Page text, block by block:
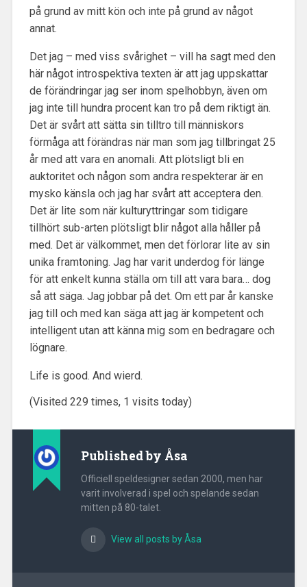
på grund av mitt kön och inte på grund av något
annat.
Det jag – med viss svårighet – vill ha sagt med den
här något introspektiva texten är att jag uppskattar
de förändringar jag ser inom spelhobbyn, även om
jag inte till hundra procent kan tro på dem riktigt än.
Det är svårt att sätta sin tilltro till människors
förmåga att förändras när man som jag tillbringat 25
år med att vara en anomali. Att plötsligt bli en
auktoritet och någon som andra respekterar är en
mysko känsla och jag har svårt att acceptera den.
Det är lite som när kulturyttringar som tidigare
tillhört sub-arten plötsligt blir något alla håller på
med. Det är välkommet, men det förlorar lite av sin
unika framtoning. Jag har varit underdog för länge
för att enkelt kunna ställa om till att vara bara… dog
så att säga. Jag jobbar på det. Om ett par år kanske
jag till och med kan säga att jag är kompetent och
intelligent utan att känna mig som en bedragare och
lögnare.
Life is good. And wierd.
(Visited 229 times, 1 visits today)
Published by Åsa
Officiell speldesigner sedan 2000, men har
varit involverad i spel och spelande sedan
mitten på 80-talet.
View all posts by Åsa